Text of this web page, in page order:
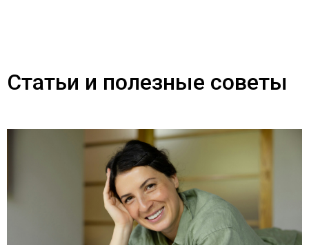
Статьи и полезные советы